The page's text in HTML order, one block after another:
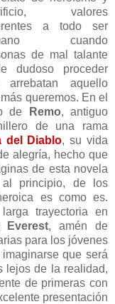
valores
a todo ser
cuando
de mal talante
dudoso proceder
arrebatan aquello
queremos. En el
de
Remo, antiguo
de una rama
del Diablo, su vida
alegría, hecho que
de esta novela
principio, de los
es como es.
trayectoria en
Everest, amén de
para los jóvenes
que será
lejos de la realidad,
de primeras con
presentación